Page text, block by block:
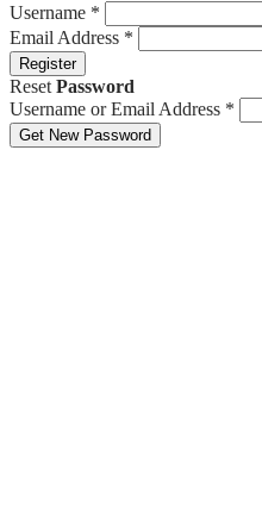
Username *
Email Address *
Register
Reset Password
Username or Email Address *
Get New Password